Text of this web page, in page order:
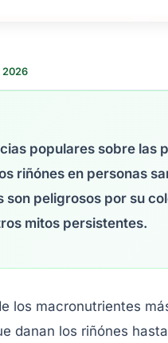
2026
populares sobre las
riñónes en personas
son peligrosos por su
mitos persistentes.
los macronutrientes
danan los riñónes